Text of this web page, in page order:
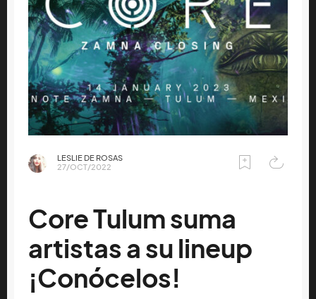
LESLIE DE ROSAS
27/OCT/2022
Core Tulum suma
artistas a su lineup
¡Conócelos!